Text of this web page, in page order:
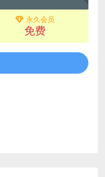
永久会员
免费